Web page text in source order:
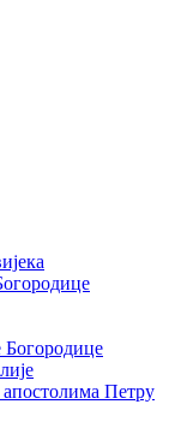
Богородице
Петру